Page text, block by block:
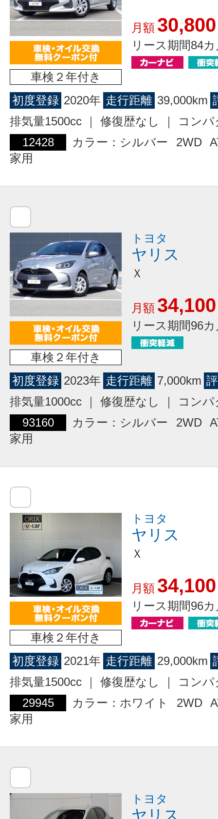
車検２年付き
月額 30,800
リース期間84
初度登録 2020年 走行距離 39,000km
排気量1500cc ｜ 修復歴なし ｜ コン
12428
カラー：シルバー 2WD
家用
車検２年付き
トヨタ
ヤリス
Ｘ
月額 34,100
リース期間96
初度登録 2023年 走行距離 7,000km
排気量1000cc ｜ 修復歴なし ｜ コン
93160
カラー：シルバー 2WD
家用
車検２年付き
トヨタ
ヤリス
Ｘ
月額 34,100
リース期間96
初度登録 2021年 走行距離 29,000km
排気量1500cc ｜ 修復歴なし ｜ コン
29945
カラー：ホワイト 2WD
家用
トヨタ
ヤリス